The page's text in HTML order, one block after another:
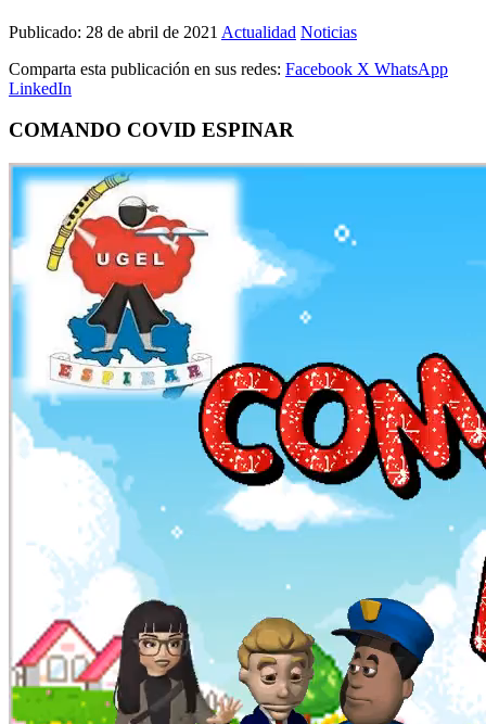
Publicado: 28 de abril de 2021 Actualidad Noticias
Comparta esta publicación en sus redes: Facebook X WhatsApp
LinkedIn
COMANDO COVID ESPINAR